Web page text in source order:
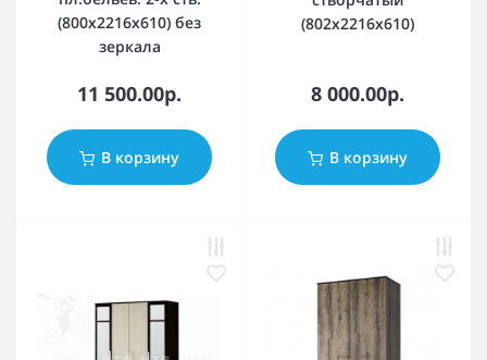
(800х2216х610) без
зеркала
11 500.00р.
В корзину
(802х2216х610)
8 000.00р.
В корзину